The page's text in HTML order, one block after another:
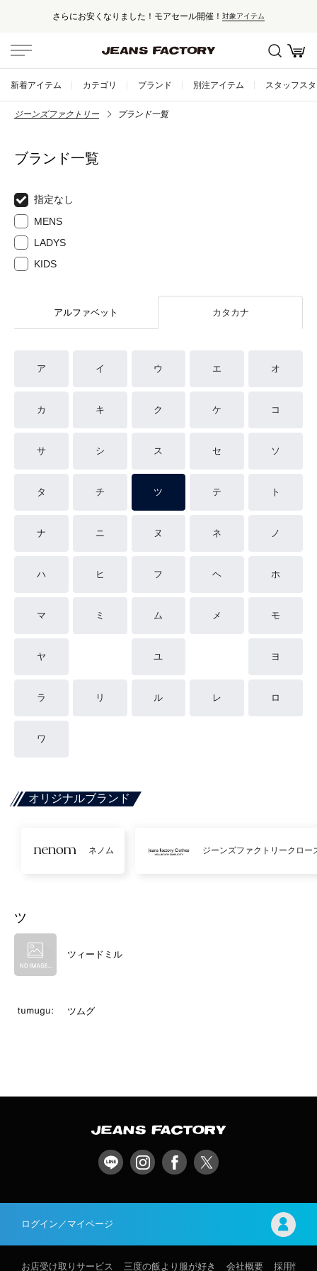
さらにお安くなりました！モアセール開催！ 対象アイテム
新着アイテム カテゴリ ブランド 別注アイテム スタッフス
ジーンズファクトリー ブランド一覧
ブランド一覧
指定なし
MENS
LADYS
KIDS
アルファベット カタカナ
ア イ ウ エ オ
カ キ ク ケ コ
サ シ ス セ ソ
タ チ ツ テ ト
ナ ニ ヌ ネ ノ
ハ ヒ フ ヘ ホ
マ ミ ム メ モ
ヤ ユ ヨ
ラ リ ル レ ロ
ワ
オリジナルブランド
ネノム ジーンズファクトリークロー
ツ
ツィードミル
ツムグ
ログイン／マイページ
お店受け取りサービス 三度の飯より服が好き 会社概要 採用情報